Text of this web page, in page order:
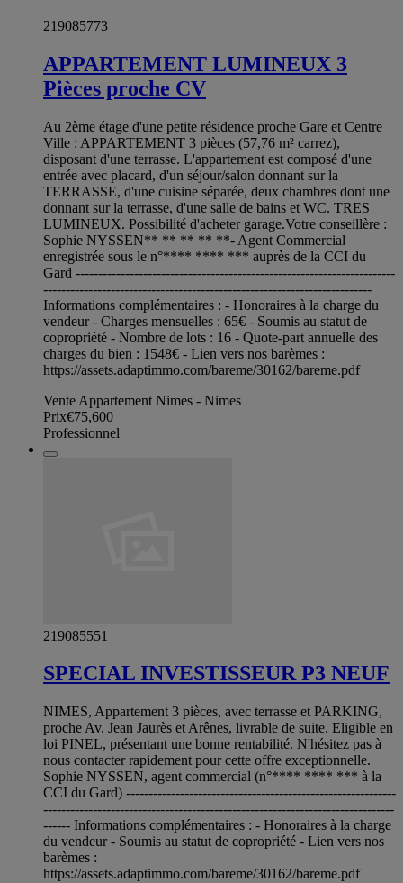
219085773
APPARTEMENT LUMINEUX 3
Pièces proche CV
Au 2ème étage d'une petite résidence proche Gare et Centre
Ville : APPARTEMENT 3 pièces (57,76 m² carrez),
disposant d'une terrasse. L'appartement est composé d'une
entrée avec placard, d'un séjour/salon donnant sur la
TERRASSE, d'une cuisine séparée, deux chambres dont une
donnant sur la terrasse, d'une salle de bains et WC. TRES
LUMINEUX. Possibilité d'acheter garage.Votre conseillère :
Sophie NYSSEN** ** ** ** **- Agent Commercial
enregistrée sous le n°**** **** *** auprès de la CCI du
Gard -----------------------------------------------------------------------
-------------------------------------------------------------------------
Informations complémentaires : - Honoraires à la charge du
vendeur - Charges mensuelles : 65€ - Soumis au statut de
copropriété - Nombre de lots : 16 - Quote-part annuelle des
charges du bien : 1548€ - Lien vers nos barèmes :
https://assets.adaptimmo.com/bareme/30162/bareme.pdf
Vente Appartement Nimes - Nimes
Prix€75,600
Professionnel
219085551
SPECIAL INVESTISSEUR P3 NEUF
NIMES, Appartement 3 pièces, avec terrasse et PARKING,
proche Av. Jean Jaurès et Arênes, livrable de suite. Eligible en
loi PINEL, présentant une bonne rentabilité. N'hésitez pas à
nous contacter rapidement pour cette offre exceptionnelle.
Sophie NYSSEN, agent commercial (n°**** **** *** à la
CCI du Gard) ------------------------------------------------------------
------------------------------------------------------------------------------
------ Informations complémentaires : - Honoraires à la charge
du vendeur - Soumis au statut de copropriété - Lien vers nos
barèmes :
https://assets.adaptimmo.com/bareme/30162/bareme.pdf